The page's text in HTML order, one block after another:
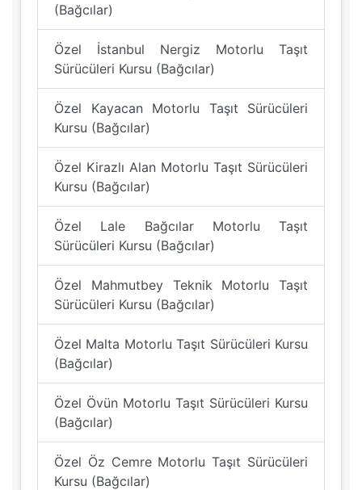
(Bağcılar)
Özel İstanbul Nergiz Motorlu Taşıt
Sürücüleri Kursu (Bağcılar)
Özel Kayacan Motorlu Taşıt Sürücüleri
Kursu (Bağcılar)
Özel Kirazlı Alan Motorlu Taşıt Sürücüleri
Kursu (Bağcılar)
Özel Lale Bağcılar Motorlu Taşıt
Sürücüleri Kursu (Bağcılar)
Özel Mahmutbey Teknik Motorlu Taşıt
Sürücüleri Kursu (Bağcılar)
Özel Malta Motorlu Taşıt Sürücüleri Kursu
(Bağcılar)
Özel Övün Motorlu Taşıt Sürücüleri Kursu
(Bağcılar)
Özel Öz Cemre Motorlu Taşıt Sürücüleri
Kursu (Bağcılar)